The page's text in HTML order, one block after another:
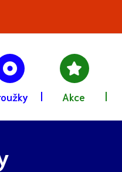
Akce